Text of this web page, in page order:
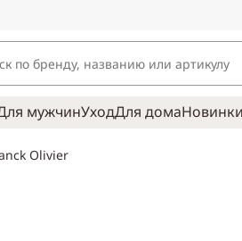
мужчинУходДля домаНовинки
Olivier